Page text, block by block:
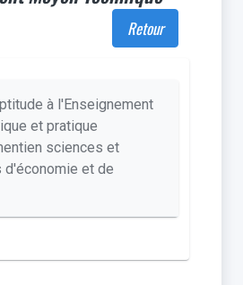
Retour
à l'Enseignement
et pratique
sciences et
et de